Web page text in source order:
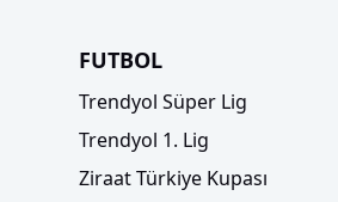
FUTBOL
Trendyol Süper Lig
Trendyol 1. Lig
Ziraat Türkiye Kupası